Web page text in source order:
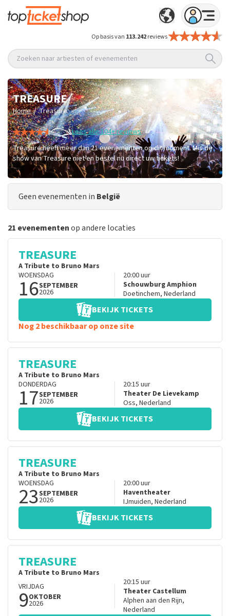
Op basis van 113.242reviews
Zoeken naar artiesten of evenementen
TREASURE
Home / Treasure
Lees alle 104+ reviews
Treasure heeft meer dan 21 evenementen op dit moment. Mis de
show van Treasure niet en bestel nu direct uw tickets!
Geen evenementen in België
21 evenementenop andere locaties
TREASURE
A Tribute to Bruno Mars
WOENSDAG
16SEPTEMBER
2026
20:00uur
Schouwburg Amphion
Doetinchem, Nederland
BEKIJK TICKETS
Nog 2 beschikbaar op onze site
TREASURE
A Tribute to Bruno Mars
DONDERDAG
17SEPTEMBER
2026
20:15 uur
Theater De Lievekamp
Oss, Nederland
BEKIJK TICKETS
TREASURE
A Tribute to Bruno Mars
WOENSDAG
23SEPTEMBER
2026
20:00uur
Haventheater
IJmuiden, Nederland
BEKIJK TICKETS
TREASURE
A Tribute to Bruno Mars
VRIJDAG
9OKTOBER
2026
20:15 uur
Theater Castellum
Alphen aan den Rijn,
Nederland